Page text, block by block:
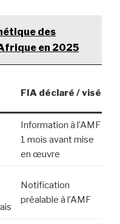
des
en 2025
FIA déclaré / visé
Information à l’AMF
1 mois avant mise
en œuvre
Notification
préalable à l’AMF